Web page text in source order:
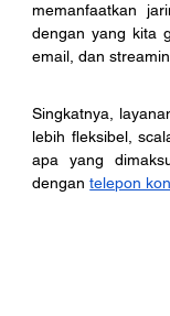
memanfaatkan
dengan yang kita
email, dan
Singkatnya,
lebih fleksibel,
apa yang
dengan telepon